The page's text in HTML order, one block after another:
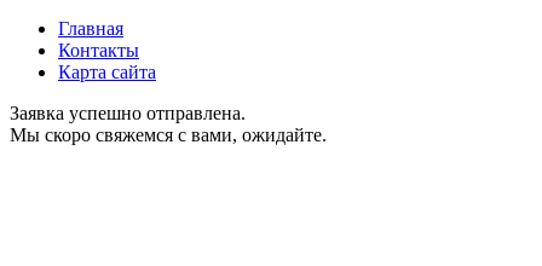
Главная
Контакты
Карта сайта
Заявка успешно отправлена.
Мы скоро свяжемся с вами, ожидайте.